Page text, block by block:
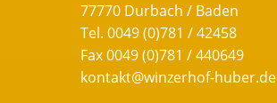
77770 Durbach / Baden
Tel. 0049 (0)781 / 42458
Fax 0049 (0)781 / 440649
kontakt@winzerhof-huber.de